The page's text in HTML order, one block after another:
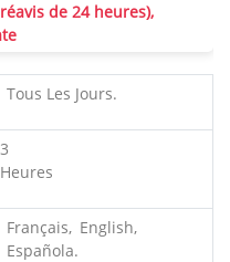
de 24 heures),
Tous Les Jours.
3
Heures
Français, English,
Española.